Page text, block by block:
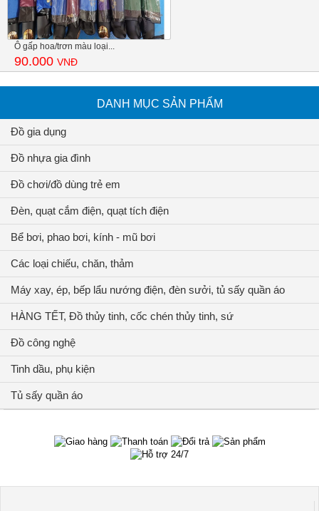
Ô gấp hoa/trơn màu loại...
90.000 VNĐ
DANH MỤC SẢN PHẨM
Đồ gia dụng
Đồ nhựa gia đình
Đồ chơi/đồ dùng trẻ em
Đèn, quạt cắm điện, quạt tích điện
Bể bơi, phao bơi, kính - mũ bơi
Các loại chiếu, chăn, thảm
Máy xay, ép, bếp lẩu nướng điện, đèn sưởi, tủ sấy quần áo
HÀNG TẾT, Đồ thủy tinh, cốc chén thủy tinh, sứ
Đồ công nghệ
Tinh dầu, phụ kiện
Tủ sấy quần áo